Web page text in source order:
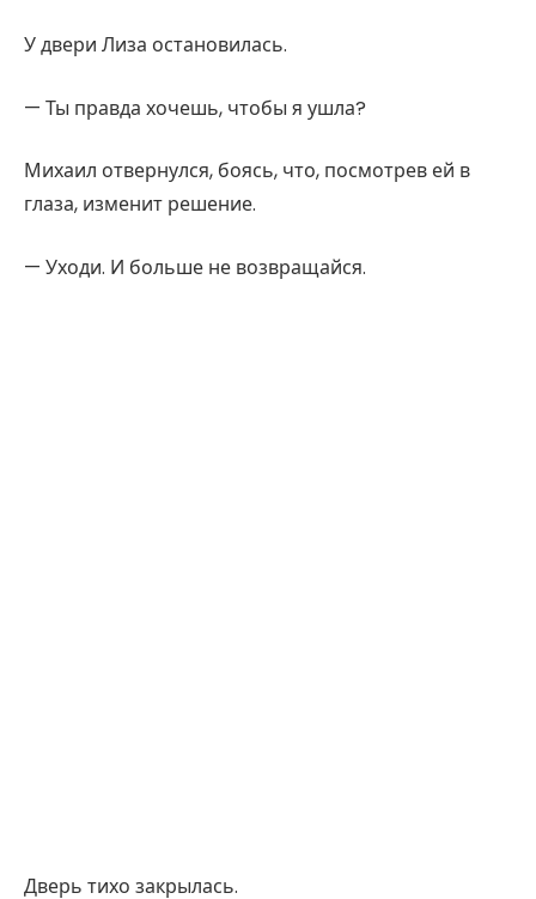
У двери Лиза остановилась.
— Ты правда хочешь, чтобы я ушла?
Михаил отвернулся, боясь, что, посмотрев ей в
глаза, изменит решение.
— Уходи. И больше не возвращайся.
Дверь тихо закрылась.